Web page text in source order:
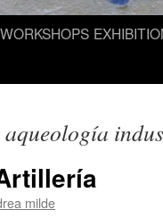
WORKSHOPS
aqueología
milde